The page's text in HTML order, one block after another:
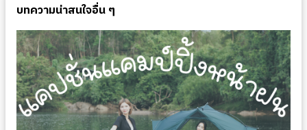
บทความน่าสนใจอื่น ๆ